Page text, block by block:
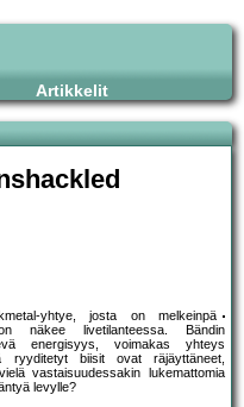
Artikkelit
yhtye, josta on melkeinpä
näkee livetilanteessa. Bändin
energisyys, voimakas yhteys
ryyditetyt biisit ovat räjäyttäneet,
vastaisuudessakin lukemattomia
levylle?